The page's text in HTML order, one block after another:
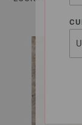
of